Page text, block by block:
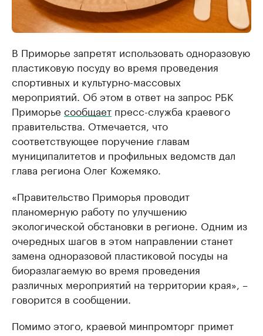
В Приморье запретят использовать одноразовую
пластиковую посуду во время проведения
спортивных и культурно-массовых
мероприятий. Об этом в ответ на запрос РБК
Приморье сообщает пресс-служба краевого
правительства. Отмечается, что
соответствующее поручение главам
муниципалитетов и профильных ведомств дал
глава региона Олег Кожемяко.
«Правительство Приморья проводит
планомерную работу по улучшению
экологической обстановки в регионе. Одним из
очередных шагов в этом направлении станет
замена одноразовой пластиковой посуды на
биоразлагаемую во время проведения
различных мероприятий на территории края», –
говорится в сообщении.
Помимо этого, краевой минпромторг примет